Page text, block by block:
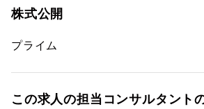
株式公開
プライム
この求人の担当コンサルタント